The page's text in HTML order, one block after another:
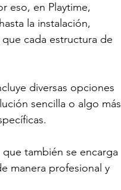
eso, en Playtime,
la instalación,
cada estructura de
diversas opciones
sencilla o algo más
también se encarga
manera profesional y